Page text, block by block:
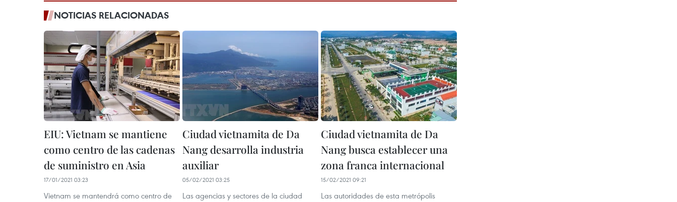
NOTICIAS RELACIONADAS
EIU: Vietnam se mantiene
como centro de las cadenas
de suministro en Asia
17/01/2021 03:23
Vietnam se mantendrá como centro de
Ciudad vietnamita de Da
Nang desarrolla industria
auxiliar
05/02/2021 03:25
Las agencias y sectores de la ciudad
Ciudad vietnamita de Da
Nang busca establecer una
zona franca internacional
15/02/2021 09:21
Las autoridades de esta metrópolis